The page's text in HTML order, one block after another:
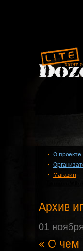
О проекте
Магазин
Архив
01
« О чем